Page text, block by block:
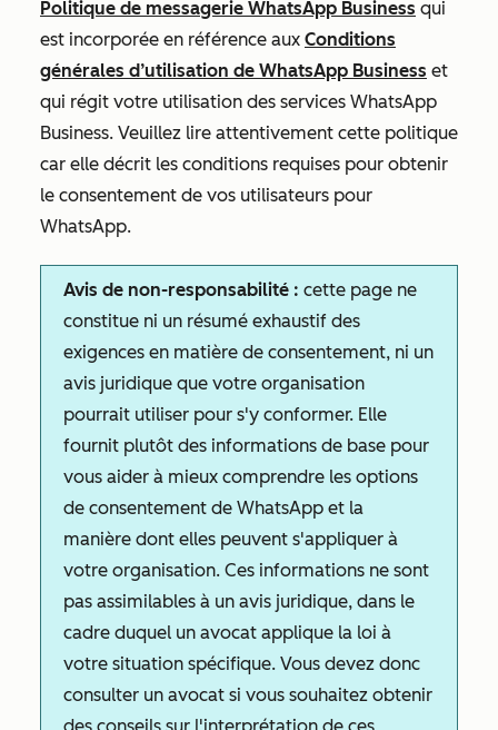
Politique de messagerie WhatsApp Business qui
est incorporée en référence aux Conditions
générales d’utilisation de WhatsApp Business et
qui régit votre utilisation des services WhatsApp
Business. Veuillez lire attentivement cette politique
car elle décrit les conditions requises pour obtenir
le consentement de vos utilisateurs pour
WhatsApp.
Avis de non-responsabilité : cette page ne
constitue ni un résumé exhaustif des
exigences en matière de consentement, ni un
avis juridique que votre organisation
pourrait utiliser pour s'y conformer. Elle
fournit plutôt des informations de base pour
vous aider à mieux comprendre les options
de consentement de WhatsApp et la
manière dont elles peuvent s'appliquer à
votre organisation. Ces informations ne sont
pas assimilables à un avis juridique, dans le
cadre duquel un avocat applique la loi à
votre situation spécifique. Vous devez donc
consulter un avocat si vous souhaitez obtenir